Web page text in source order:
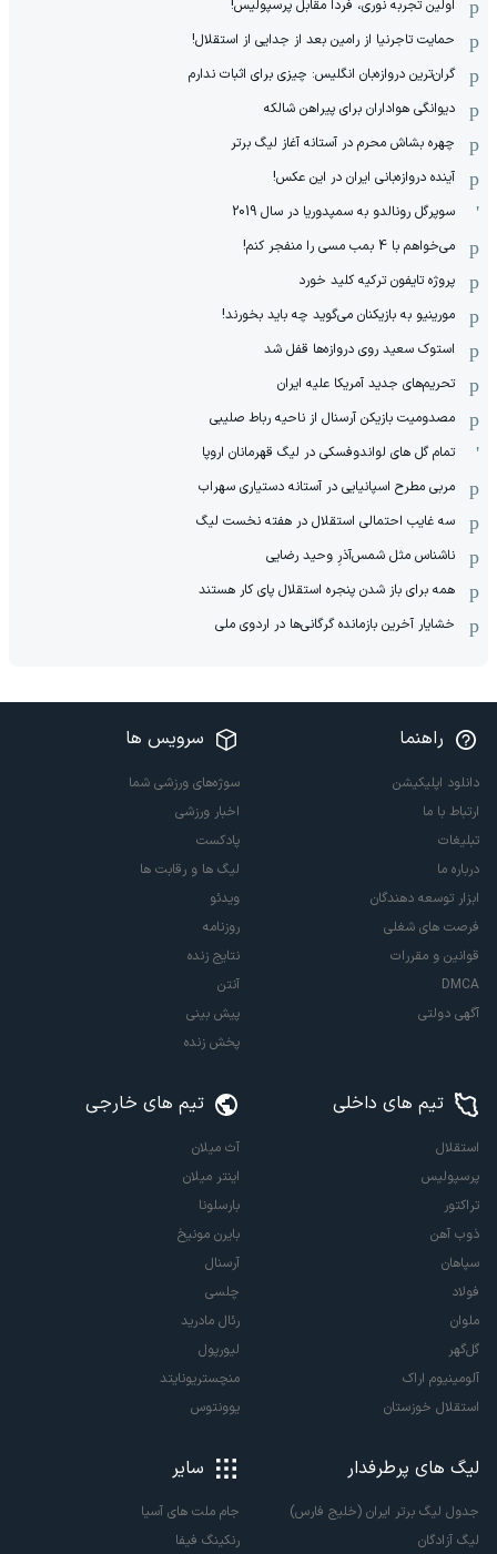
اولین تجربه نوری، فردا مقابل پرسپولیس!
حمایت تاجرنیا از رامین بعد از جدایی از استقلال!
گران‌ترین دروازه‌بان انگلیس: چیزی برای اثبات ندارم
دیوانگی هواداران برای پیراهن شالکه
چهره بشاش محرم در آستانه آغاز لیگ برتر
آینده دروازه‌بانی ایران در این عکس!
سوپرگل رونالدو به سمپدوریا در سال 2019
می‌خواهم با 4 بمب مسی را منفجر کنم!
پروژه تایفون ترکیه کلید خورد
مورینیو به بازیکنان می‌گوید چه باید بخورند!
استوک سعید روی دروازه‌ها قفل شد
تحریم‌های جدید آمریکا علیه ایران
مصدومیت بازیکن آرسنال از ناحیه رباط صلیبی
تمام گل های لواندوفسکی در لیگ قهرمانان اروپا
مربی مطرح اسپانیایی در آستانه دستیاری سهراب
سه غایب احتمالی استقلال در هفته نخست لیگ
ناشناس مثل شمس‌آذرِ وحید رضایی
همه برای باز شدن پنجره استقلال پای کار هستند
خشایار آخرین بازمانده گرگانی‌ها در اردوی ملی
راهنما
دانلود اپلیکیشن
ارتباط با ما
تبلیغات
درباره ما
ابزار توسعه دهندگان
فرصت های شغلی
قوانین و مقررات
DMCA
آگهی دولتی
سرویس ها
سوژه‌های ورزشی شما
اخبار ورزشی
پادکست
لیگ ها و رقابت ها
ویدئو
روزنامه
نتایج زنده
آنتن
پیش بینی
پخش زنده
تیم های داخلی
استقلال
پرسپولیس
تراکتور
ذوب آهن
سپاهان
فولاد
ملوان
گل‌گهر
آلومینیوم اراک
استقلال خوزستان
تیم های خارجی
آث میلان
اینتر میلان
بارسلونا
بایرن مونیخ
آرسنال
چلسی
رئال مادرید
لیورپول
منچستریونایتد
یوونتوس
لیگ های پرطرفدار
جدول لیگ برتر ایران (خلیج فارس)
لیگ آزادگان
سایر
جام ملت های آسیا
رنکینگ فیفا